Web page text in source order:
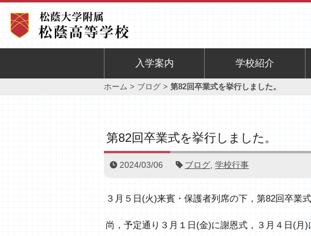
入学案内 学校紹介
ホーム > ブログ > 第82回卒業式を挙行しました。
第82回卒業式を挙行しました。
2024/03/06 ブログ 学校行事
３月５日(火)来賓・保護者列席の下，第82回卒業
尚，予定通り３月１日(金)に謝恩式，３月４日(